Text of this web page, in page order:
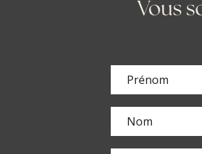
Vous